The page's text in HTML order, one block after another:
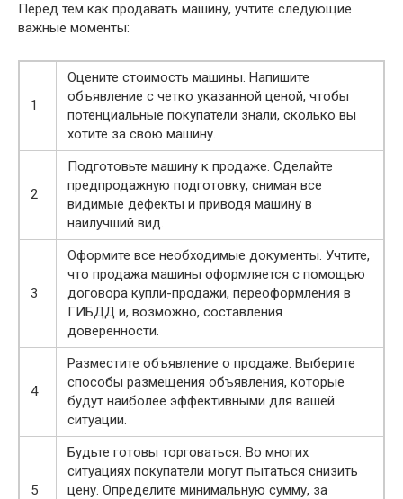
Перед тем как продавать машину, учтите следующие
важные моменты:
1
Оцените стоимость машины. Напишите
объявление с четко указанной ценой, чтобы
потенциальные покупатели знали, сколько вы
хотите за свою машину.
2
Подготовьте машину к продаже. Сделайте
предпродажную подготовку, снимая все
видимые дефекты и приводя машину в
наилучший вид.
3
Оформите все необходимые документы. Учтите,
что продажа машины оформляется с помощью
договора купли-продажи, переоформления в
ГИБДД и, возможно, составления
доверенности.
4
Разместите объявление о продаже. Выберите
способы размещения объявления, которые
будут наиболее эффективными для вашей
ситуации.
5
Будьте готовы торговаться. Во многих
ситуациях покупатели могут пытаться снизить
цену. Определите минимальную сумму, за